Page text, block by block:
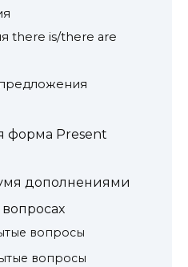
there is/there are
форма Present
дополнениями
вопросы
вопросы